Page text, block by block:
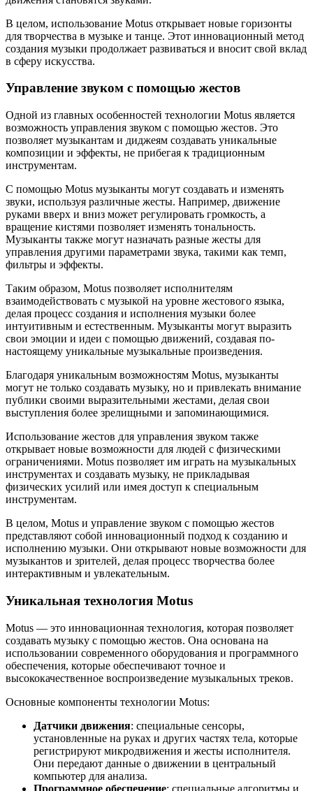
В целом, использование Motus открывает новые горизонты
для творчества в музыке и танце. Этот инновационный метод
создания музыки продолжает развиваться и вносит свой вклад
в сферу искусства.
Управление звуком с помощью жестов
Одной из главных особенностей технологии Motus является
возможность управления звуком с помощью жестов. Это
позволяет музыкантам и диджеям создавать уникальные
композиции и эффекты, не прибегая к традиционным
инструментам.
С помощью Motus музыканты могут создавать и изменять
звуки, используя различные жесты. Например, движение
руками вверх и вниз может регулировать громкость, а
вращение кистями позволяет изменять тональность.
Музыканты также могут назначать разные жесты для
управления другими параметрами звука, такими как темп,
фильтры и эффекты.
Таким образом, Motus позволяет исполнителям
взаимодействовать с музыкой на уровне жестового языка,
делая процесс создания и исполнения музыки более
интуитивным и естественным. Музыканты могут выразить
свои эмоции и идеи с помощью движений, создавая по-
настоящему уникальные музыкальные произведения.
Благодаря уникальным возможностям Motus, музыканты
могут не только создавать музыку, но и привлекать внимание
публики своими выразительными жестами, делая свои
выступления более зрелищными и запоминающимися.
Использование жестов для управления звуком также
открывает новые возможности для людей с физическими
ограничениями. Motus позволяет им играть на музыкальных
инструментах и создавать музыку, не прикладывая
физических усилий или имея доступ к специальным
инструментам.
В целом, Motus и управление звуком с помощью жестов
представляют собой инновационный подход к созданию и
исполнению музыки. Они открывают новые возможности для
музыкантов и зрителей, делая процесс творчества более
интерактивным и увлекательным.
Уникальная технология Motus
Motus — это инновационная технология, которая позволяет
создавать музыку с помощью жестов. Она основана на
использовании современного оборудования и программного
обеспечения, которые обеспечивают точное и
высококачественное воспроизведение музыкальных треков.
Основные компоненты технологии Motus:
Датчики движения: специальные сенсоры,
установленные на руках и других частях тела, которые
регистрируют микродвижения и жесты исполнителя.
Они передают данные о движении в центральный
компьютер для анализа.
Программное обеспечение: специальные алгоритмы и